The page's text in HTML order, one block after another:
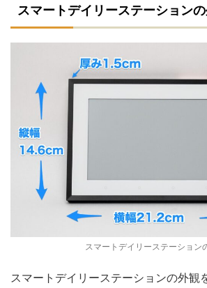
スマートデイリーステーション
スマートデイリーステーション
スマートデイリーステーションの外観